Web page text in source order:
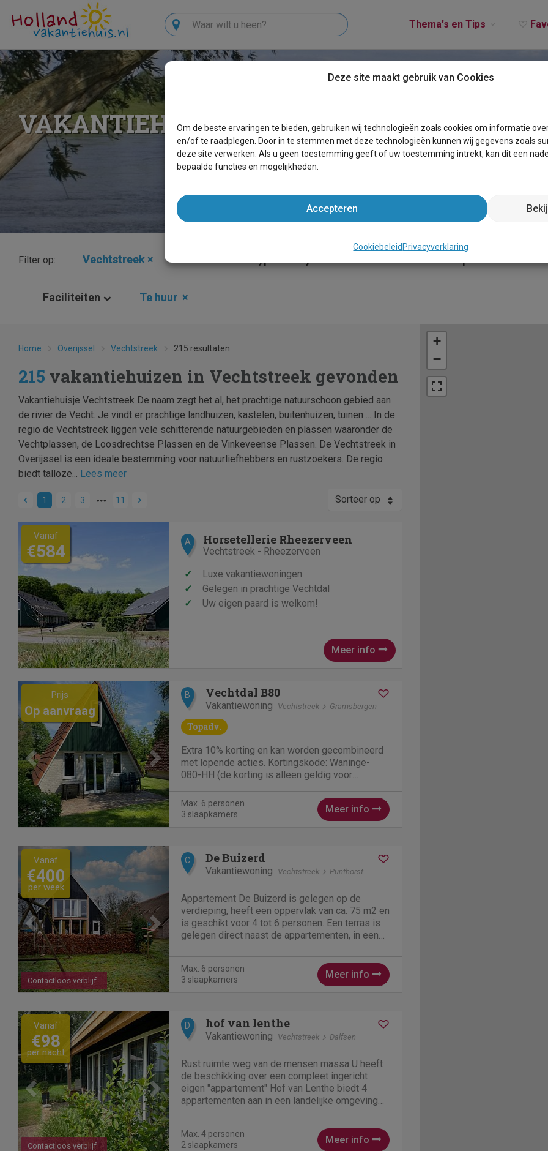
Thema's en Tips
Zoeken
VAKANTIEHUIZEN VECHTSTREEK
Filter op: Vechtstreek×
Faciliteiten Te huur ×
Home Overijssel Vechtstreek 215 resultaten
215 vakantiehuizen in Vechtstreek gevonden
Vakantiehuisje Vechtstreek De naam zegt het al, het prachtige natuurschoon gebied aan
de rivier de Vecht. Je vindt er prachtige landhuizen, kastelen, buitenhuizen, tuinen ... In de
regio de Vechtstreek liggen vele schitterende natuurgebieden en plassen waaronder de
Vechtplassen, de Loosdrechtse Plassen en de Vinkeveense Plassen. De Vechtstreek in
Overijssel is een ideale bestemming voor natuurliefhebbers en rustzoekers. De regio
biedt talloze... Lees meer
1 2 3 11 Sorteer op
Vanaf
€584
Meer info
A Horsetellerie Rheezerveen
Vechtstreek - Rheezerveen
✓
Luxe vakantiewoningen
✓
Gelegen in prachtige Vechtdal
✓
Uw eigen paard is welkom!
Previous Next
Prijs
Op aanvraag
B Vechtdal B80
Vakantiewoning Vechtstreek Gramsbergen
Topadv.
Extra 10% korting en kan worden gecombineerd
met lopende acties. Kortingskode: Waninge-
080-HH (de korting is alleen geldig voor
(DIERVRIJ) is een gezellige vakantiewoning die
ligt op vakantiepark 't Hooge Holt. Dit
kindvriendelijke vakantiepark bevindt zich...
Max. 6 personen
3 slaapkamers
Meer info
Previous Next
Contactloos verblijf
Vanaf
€400
per week
C De Buizerd
Vakantiewoning Vechtstreek Punthorst
Appartement De Buizerd is gelegen op de
verdieping, heeft een oppervlak van ca. 75 m2 en
is geschikt voor 4 tot 6 personen. Een terras is
gelegen direct naast de appartementen, in een
een compleet...
Max. 6 personen
3 slaapkamers
Meer info
Previous Next
Contactloos verblijf
Vanaf
€98
per nacht
D hof van lenthe
Vakantiewoning Vechtstreek Dalfsen
Rust ruimte weg van de mensen massa U heeft
de beschikking over een compleet ingericht
eigen "appartement" Hof van Lenthe biedt 4
appartementen aan in een landelijke omgeving
steenworp...
Max. 4 personen
2 slaapkamers
Meer info
+
−
Deze site maakt gebruik van Cookies
Om de beste ervaringen te bieden, gebruiken wij technologieën zoals cookies om informatie
en/of te raadplegen. Door in te stemmen met deze technologieën kunnen wij gegevens zoals
deze site verwerken. Als u geen toestemming geeft of uw toestemming intrekt, kan dit een
bepaalde functies en mogelijkheden.
Accepteren
Cookiebeleid Privacyverklaring